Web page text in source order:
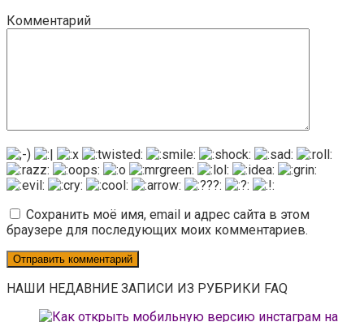
Комментарий
Сохранить моё имя, email и адрес сайта в этом
браузере для последующих моих комментариев.
НАШИ НЕДАВНИЕ ЗАПИСИ ИЗ РУБРИКИ FAQ